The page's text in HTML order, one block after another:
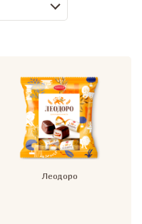
Леодоро